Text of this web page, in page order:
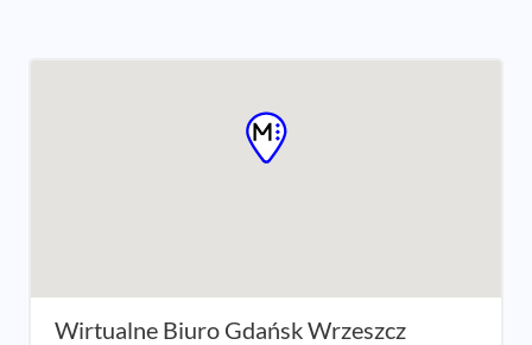
Wirtualne Biuro Gdańsk Wrzeszcz